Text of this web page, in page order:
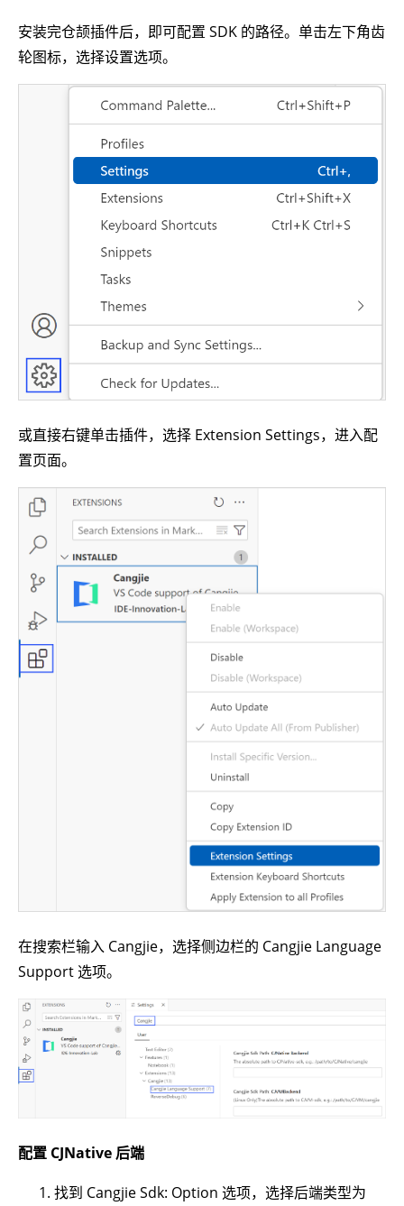
安装完仓颉插件后，即可配置 SDK 的路径。单击左下角齿
轮图标，选择设置选项。
或直接右键单击插件，选择 Extension Settings，进入配
置页面。
在搜索栏输入 Cangjie，选择侧边栏的 Cangjie Language
Support 选项。
配置 CJNative 后端
找到 Cangjie Sdk: Option 选项，选择后端类型为